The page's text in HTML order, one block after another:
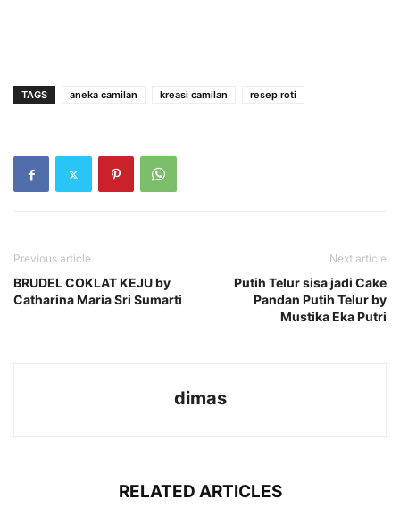
TAGS aneka camilan kreasi camilan resep roti
Previous article
BRUDEL COKLAT KEJU by
Catharina Maria Sri Sumarti
Next article
Putih Telur sisa jadi Cake
Pandan Putih Telur by
Mustika Eka Putri
dimas
RELATED ARTICLES